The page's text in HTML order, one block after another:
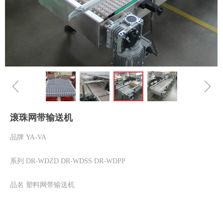
ꁆ ꁇ
滚珠网带输送机
品牌 YA-VA
系列 DR-WDZD DR-WDSS DR-WDPP
品名 塑料网带输送机